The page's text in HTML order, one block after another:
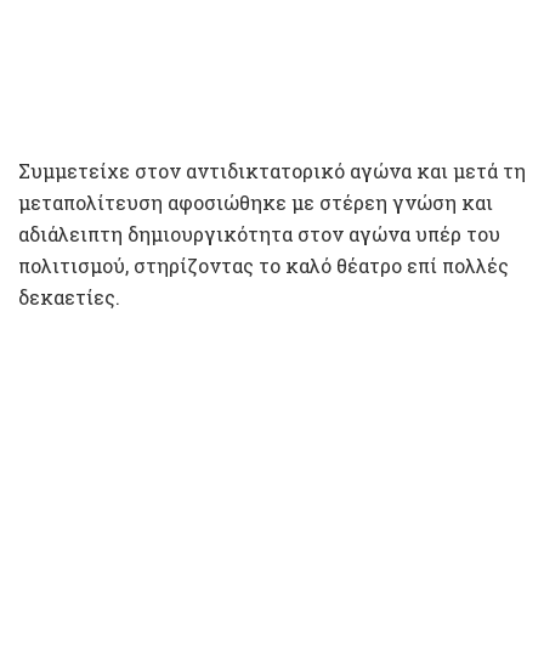
Συμμετείχε στον αντιδικτατορικό αγώνα και μετά τη
μεταπολίτευση αφοσιώθηκε με στέρεη γνώση και
αδιάλειπτη δημιουργικότητα στον αγώνα υπέρ του
πολιτισμού, στηρίζοντας το καλό θέατρο επί πολλές
δεκαετίες.